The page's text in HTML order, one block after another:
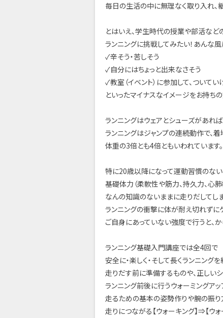
毎日の生活の中に無理なく取り入れ、
とはいえ、学生時代の授業や部活など
ランニングに挑戦してみたい！あんな
✓辛そう・苦しそう
✓自分にはちょっと出来なさそう
✓教室（イベント）に参加して、ついて
といったマイナスなイメージをお持ち
ランニングはウェアとシューズがあれ
ランニングはジャンプの連続動作で、
体重の3倍とも4倍ともいわれています。
特に20歳以降になって運動習慣のな
基礎体力（柔軟性や筋力、持久力、心
なんの知識のないままに走りだしてしま
ランニングの衝撃に体が耐え切れずに
ご自身にあっていない強度で行うと、
ランニング基礎入門講座では全4回で
安全に・楽しく・そして長くランニング
走りだす前に準備するものや、正しい
ランニング前後に行うウォーミングア
走るための基本の姿勢作りや腕の振り
走りにつながる【ウォーキング】⇒【ウ